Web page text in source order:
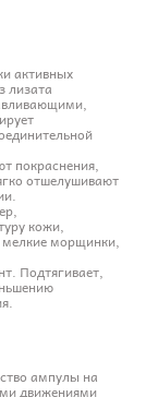
активных
лизата
покраснения,
отшелушивают
кожи,
мелкие морщинки,
Подтягивает,
ампулы на
движениями